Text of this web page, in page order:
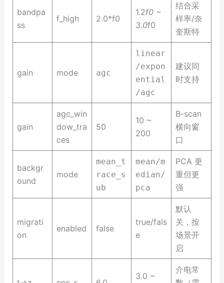
bandpa
ss
f_high 2.0*f0
1.2f0 ~
3.0f0
结合采
样率/奈
奎斯特
gain mode agc
linear
/expon
ential
/agc
建议同
时支持
gain
agc_win
dow_tra
ces
50
10 ~
200
B-scan
横向窗
口
backgr
ound
mode
mean_t
race_s
ub
mean/m
edian/
pca
PCA 更
重但更
强
migrati
on
enabled false
true/fals
e
默认
关，按
场景开
启
3.0 ~
介电常